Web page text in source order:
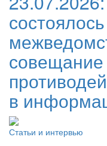
состоялось
в
Статьи и интервью